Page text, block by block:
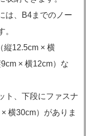
は、B4までのノー
。
縦12.5cm × 横
× 横12cm）な
ト、下段にファスナ
横30cm）がありま